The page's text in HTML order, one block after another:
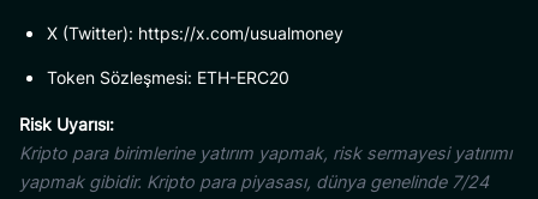
X (Twitter): https://x.com/usualmoney
Token Sözleşmesi: ETH-ERC20
Risk Uyarısı:
Kripto para birimlerine yatırım yapmak, risk sermayesi yatırımı
yapmak gibidir. Kripto para piyasası, dünya genelinde 7/24